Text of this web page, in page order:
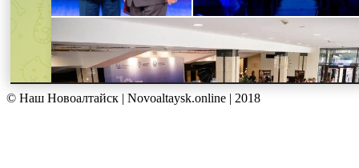
© Наш Новоалтайск | Novoaltaysk.online | 2018